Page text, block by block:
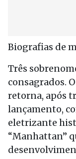
Biografias de
Três
consagrados.
retorna, após
lançamento,
eletrizante
“Manhattan”